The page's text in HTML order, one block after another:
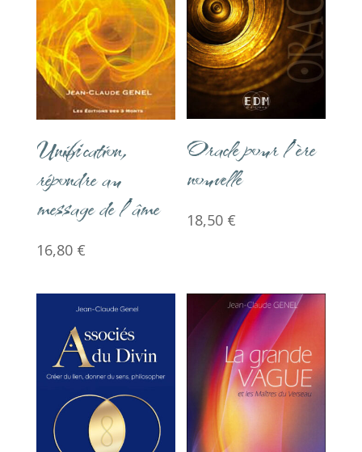
Unification,
répondre au
message de l’âme
16,80 €
Oracle pour l’ère
nouvelle
18,50 €